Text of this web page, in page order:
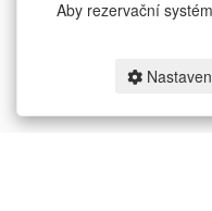
Aby rezervační